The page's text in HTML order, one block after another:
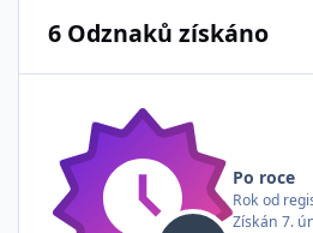
6 Odznaků získáno
Po roce
Rok od
Získán 7.